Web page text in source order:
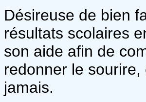
Désireuse de bien
résultats scolaires
son aide afin de
redonner le sourire,
jamais.